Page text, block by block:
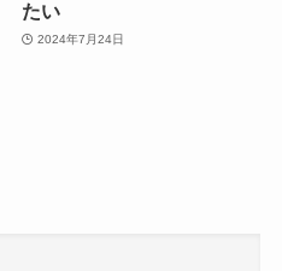
たい
2024年7月24日